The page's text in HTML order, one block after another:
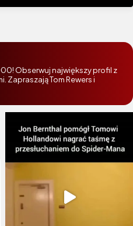
Obserwuj największy profil z
Zapraszają Tom Rewers i